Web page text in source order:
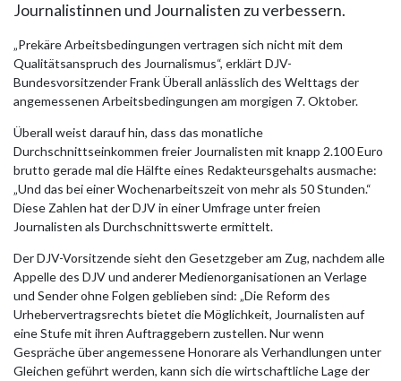
Journalistinnen und Journalisten zu verbessern.
„Prekäre Arbeitsbedingungen vertragen sich nicht mit dem
Qualitätsanspruch des Journalismus“, erklärt DJV-
Bundesvorsitzender Frank Überall anlässlich des Welttags der
angemessenen Arbeitsbedingungen am morgigen 7. Oktober.
Überall weist darauf hin, dass das monatliche
Durchschnittseinkommen freier Journalisten mit knapp 2.100 Euro
brutto gerade mal die Hälfte eines Redakteursgehalts ausmache:
„Und das bei einer Wochenarbeitszeit von mehr als 50 Stunden.“
Diese Zahlen hat der DJV in einer Umfrage unter freien
Journalisten als Durchschnittswerte ermittelt.
Der DJV-Vorsitzende sieht den Gesetzgeber am Zug, nachdem alle
Appelle des DJV und anderer Medienorganisationen an Verlage
und Sender ohne Folgen geblieben sind: „Die Reform des
Urhebervertragsrechts bietet die Möglichkeit, Journalisten auf
eine Stufe mit ihren Auftraggebern zustellen. Nur wenn
Gespräche über angemessene Honorare als Verhandlungen unter
Gleichen geführt werden, kann sich die wirtschaftliche Lage der